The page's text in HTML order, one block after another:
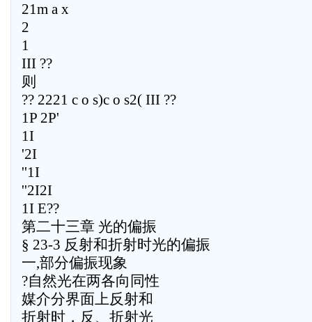
21m a x
2
1
III ??
则
?? 2221 c o s)c o s2( III ??
1P 2P'
1I
'2I
''1I
''2I2I
1I E??
第二十三章 光的偏振
§ 23-3 反射和折射时光的偏振
一,部分偏振现象
?自然光在两各向同性
媒介分界面上反射和
折射时，反、折射光